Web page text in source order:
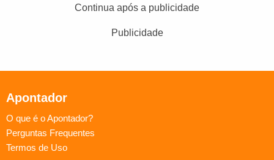
Continua após a publicidade
Publicidade
Apontador
O que é o Apontador?
Perguntas Frequentes
Termos de Uso